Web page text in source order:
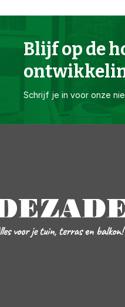
Blijf op de
Schrijf je in voor onze